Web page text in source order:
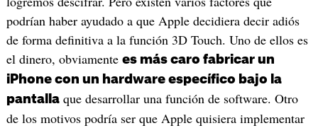
podrían haber ayudado a que Apple decidiera decir adiós
de forma definitiva a la función 3D Touch. Uno de ellos es
el dinero, obviamente es más caro fabricar un
iPhone con un hardware específico bajo la
pantallaque desarrollar una función de software. Otro
de los motivos podría ser que Apple quisiera implementar